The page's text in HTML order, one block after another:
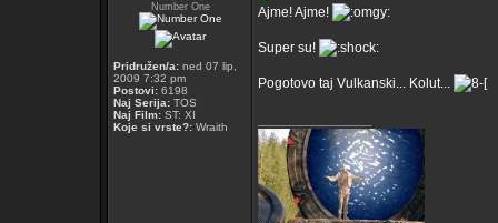
Number One
Pridružen/a: ned 07 lip,
2009 7:32 pm
Postovi: 6198
Naj Serija: TOS
Naj Film: ST: XI
Koje si vrste?: Wraith
Ajme! Ajme!
Super su!
Pogotovo taj Vulkanski... Kolut...